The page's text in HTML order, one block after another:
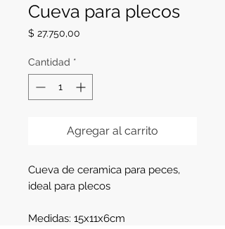
Cueva para plecos
$ 27.750,00
Cantidad *
Agregar al carrito
Cueva de ceramica para peces,
ideal para plecos
Medidas: 15x11x6cm